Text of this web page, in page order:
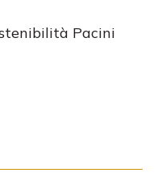
Pacini